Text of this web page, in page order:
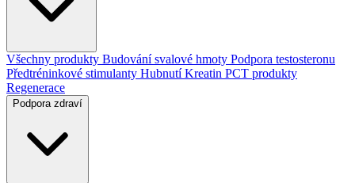
Všechny produkty Budování svalové hmoty Podpora testosteronu
Předtréninkové stimulanty HubnutíKreatin PCT produkty
Regenerace
Podpora zdraví